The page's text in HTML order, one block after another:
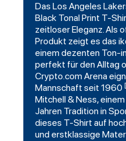
Das Los Angeles
Black Tonal Print T-
zeitloser Eleganz. Als
Produkt zeigt es das
einem dezenten Ton-
perfekt für den Alltag
Crypto.com Arena
Mannschaft seit 1960
Mitchell & Ness,
Jahren Tradition in
dieses T-Shirt auf
und erstklassige